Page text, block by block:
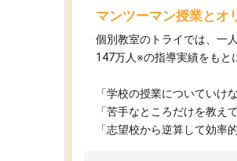
マンツーマン授業とオ
個別教室のトライでは、一
147万人※の指導実績をもと
「学校の授業についていけな
「苦手なところだけを教え
「志望校から逆算して効率